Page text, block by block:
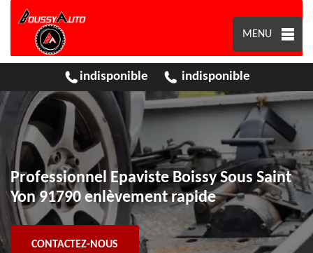
MENU
indisponible indisponible
Professionnel Epaviste Boissy Sous Saint
Yon 91790 enlèvement rapide
CONTACTEZ-NOUS